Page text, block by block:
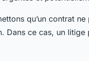
qu’un contrat
Dans ce cas, un